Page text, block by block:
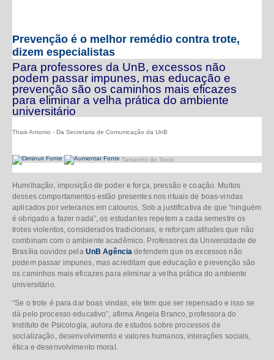
Prevenção é o melhor remédio contra trote,
dizem especialistas
Para professores da UnB, excessos não
podem passar impunes, mas educação e
prevenção são os caminhos mais eficazes
para eliminar a velha prática do ambiente
universitário
Thais Antonio - Da Secretaria de Comunicação da UnB
Tamanho do Texto
Humilhação, imposição de poder e força, pressão e coação. Muitos
desses comportamentos estão presentes nos rituais de boas-vindas
aplicados por veteranos em calouros. Sob a justificativa de que “ninguém
é obrigado a fazer nada”, os estudantes repetem a cada semestre os
trotes violentos, considerados tradicionais, e reforçam atitudes que não
combinam com o ambiente acadêmico. Professores da Universidade de
Brasília ouvidos pela UnB Agência defendem que os excessos não
podem passar impunes, mas acreditam que educação e prevenção são
os caminhos mais eficazes para eliminar a velha prática do ambiente
universitário.
“Se o trote é para dar boas vindas, ele tem que ser repensado e isso se
dá pelo processo educativo”, afirma Angela Branco, professora do
Instituto de Psicologia, autora de estudos sobre processos de
socialização, desenvolvimento e valores humanos, interações sociais,
ética e desenvolvimento moral.